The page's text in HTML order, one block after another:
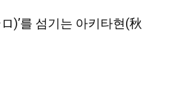
)’를 섬기는 아키타현(秋